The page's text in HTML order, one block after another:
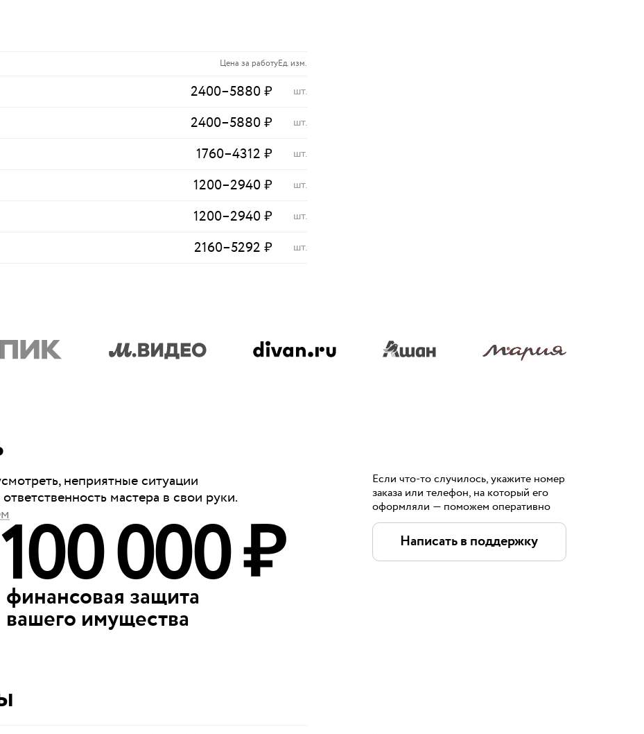
Цена за работуЕд. изм.
2400–5880₽ шт.
2400–5880₽ шт.
1760–4312 ₽ шт.
1200–2940₽ шт.
1200–2940₽ шт.
2160–5292 ₽ шт.
неприятные ситуации
мастера в свои руки.
100 000 ₽
финансовая защита
вашего имущества
Если что-то случилось, укажите номер
заказа или телефон, на который его
оформляли — поможем оперативно
Написать в поддержку